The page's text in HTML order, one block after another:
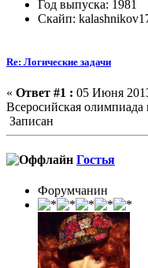
Год выпуска: 1981
Скайп:
Re: Логические задачи
« Ответ #1 : 05 Июня
Всеросийская
Записан
Гостья
Форумчанин